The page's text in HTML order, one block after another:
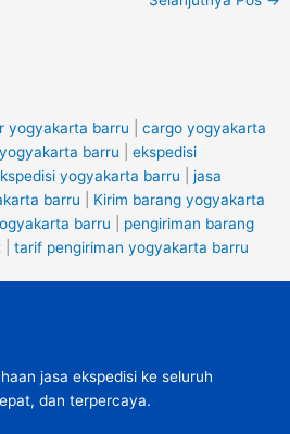
yogyakarta barru
cargo yogyakarta
barru
ekspedisi
yogyakarta barru
jasa
barru
Kirim barang yogyakarta
barru
pengiriman barang
tarif pengiriman yogyakarta barru
jasa ekspedisi ke seluruh
dan terpercaya.